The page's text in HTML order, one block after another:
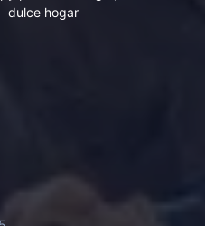
dulce hogar